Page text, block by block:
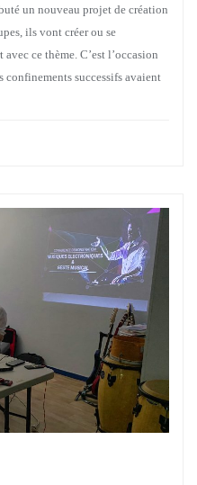
un nouveau projet de création
ils vont créer ou se
ce thème. C’est l’occasion
confinements successifs avaient